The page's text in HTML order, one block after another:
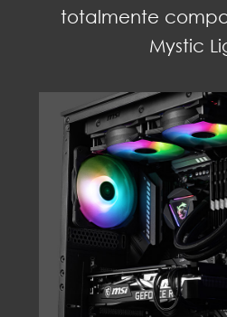
totalmente
Mystic